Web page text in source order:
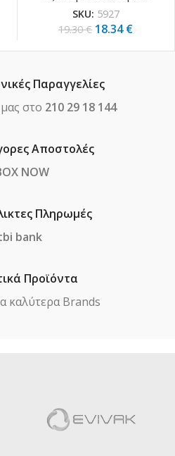
SKU: 5927
19.30€ 18.34€
Παραγγελίες
στο 210 29 18 144
Αποστολές
NOW
Πληρωμές
bank
Προϊόντα
καλύτερα Βrands